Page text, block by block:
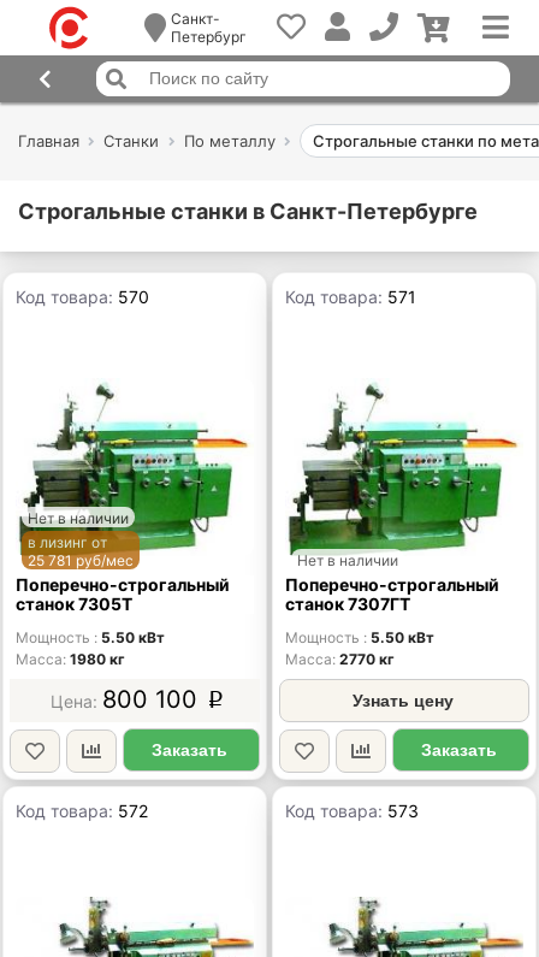
Санкт-
Петербург
Главная Станки По металлу Строгальные станки по
Строгальные станки в Санкт-Петербурге
Код товара: 570
Нет в наличии
в лизинг от
25 781 руб/мес
Поперечно-строгальный
станок 7305Т
Мощность
5.50 кВт
Масса 1980 кг
800 100 p
Заказать
Код товара: 571
Нет в наличии
Поперечно-строгальный
станок 7307ГТ
Мощность
5.50 кВт
Масса 2770 кг
Узнать цену
Заказать
Код товара: 572 Код товара: 573